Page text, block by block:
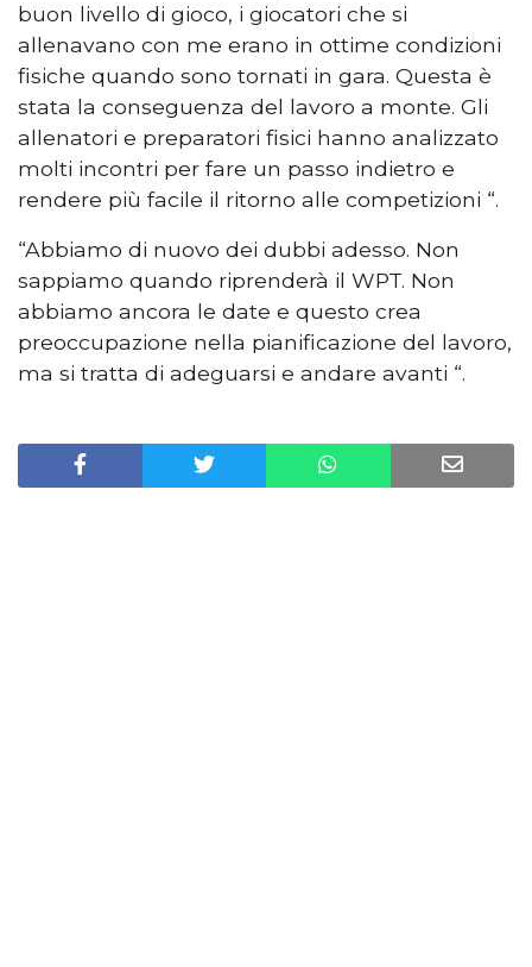
buon livello di gioco, i giocatori che si
allenavano con me erano in ottime condizioni
fisiche quando sono tornati in gara. Questa è
stata la conseguenza del lavoro a monte. Gli
allenatori e preparatori fisici hanno analizzato
molti incontri per fare un passo indietro e
rendere più facile il ritorno alle competizioni “.
“Abbiamo di nuovo dei dubbi adesso. Non
sappiamo quando riprenderà il WPT. Non
abbiamo ancora le date e questo crea
preoccupazione nella pianificazione del lavoro,
ma si tratta di adeguarsi e andare avanti “.